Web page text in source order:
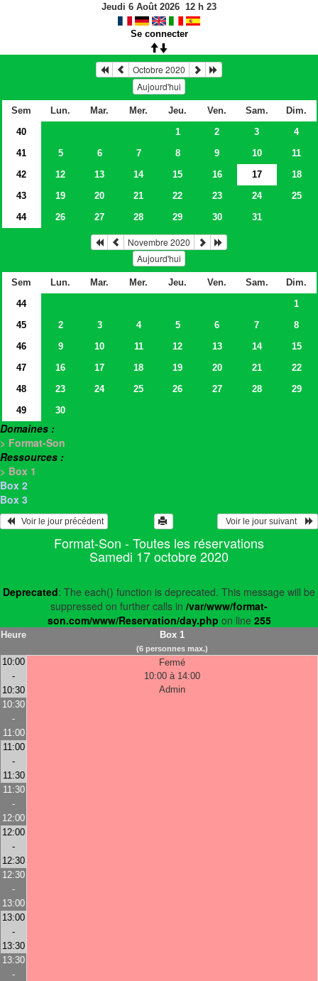
Jeudi 6 Août 2026 12 h 23
Se connecter
Octobre 2020
Aujourd'hui
Sem Lun. Mar. Mer. Jeu. Ven. Sam.
Dim.
40
1 2 3
4
41
5 6 7 8 9 10
11
42
12 13 14 15 16 17
18
43
19 20 21 22 23 24
25
44
26 27 28 29 30 31
Novembre 2020
Aujourd'hui
Sem Lun. Mar. Mer. Jeu. Ven. Sam.
Dim.
44
1
45
2 3 4 5 6 7
8
46
9 10 11 12 13 14
15
47
16 17 18 19 20 21
22
48
23 24 25 26 27 28
29
49
30
Domaines :
> Format-Son
Ressources :
> Box 1
Box 2
Box 3
   Voir le jour précédent
  Voir le jour suivant
Format-Son - Toutes les réservations
Samedi 17 octobre 2020
Deprecated: The each() function is deprecated. This message will be
suppressed on further calls in /var/www/format-
son.com/www/Reservation/day.php on line 255
Heure Box 1
(6 personnes max.)
10:00
-
10:30
Fermé
10:00 à 14:00
Admin
10:30
-
11:00
11:00
-
11:30
11:30
-
12:00
12:00
-
12:30
12:30
-
13:00
13:00
-
13:30
13:30
-